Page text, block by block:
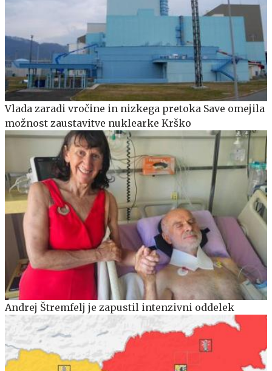
Vlada zaradi vročine in nizkega pretoka Save omejila
možnost zaustavitve nuklearke Krško
Andrej Štremfelj je zapustil intenzivni oddelek